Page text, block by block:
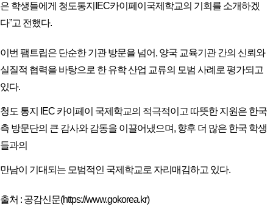
은 학생들에게 청도통지IEC카이페이국제학교의 기회를 소개하겠
다”고 전했다.
이번 팸트립은 단순한 기관 방문을 넘어, 양국 교육기관 간의 신뢰와
실질적 협력을 바탕으로 한 유학 산업 교류의 모범 사례로 평가되고
있다.
청도 통지 IEC 카이페이 국제학교의 적극적이고 따뜻한 지원은 한국
측 방문단의 큰 감사와 감동을 이끌어냈으며, 향후 더 많은 한국 학생
들과의
만남이 기대되는 모범적인 국제학교로 자리매김하고 있다.
출처 : 공감신문(https://www.gokorea.kr)